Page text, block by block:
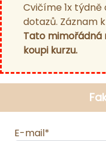
Cvičíme 1x týdně
dotazů. Záznam
Tato mimořádná
koupi kurzu.
E-mail*